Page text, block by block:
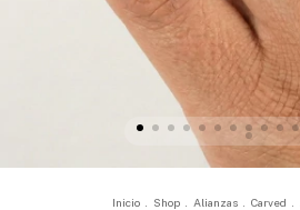
Inicio Shop Alianzas Carved